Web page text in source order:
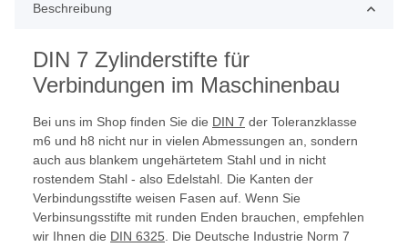
Beschreibung
DIN 7 Zylinderstifte für
Verbindungen im Maschinenbau
Bei uns im Shop finden Sie die DIN 7 der Toleranzklasse
m6 und h8 nicht nur in vielen Abmessungen an, sondern
auch aus blankem ungehärtetem Stahl und in nicht
rostendem Stahl - also Edelstahl. Die Kanten der
Verbindungsstifte weisen Fasen auf. Wenn Sie
Verbinsungsstifte mit runden Enden brauchen, empfehlen
wir Ihnen die DIN 6325 . Die Deutsche Industrie Norm 7